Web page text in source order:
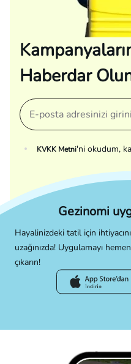
Haberdar
KVKK Metni'ni okudum,
Gezinomi
Hayalinizdeki tatil için
uzağınızda! Uygulamayı
çıkarın!